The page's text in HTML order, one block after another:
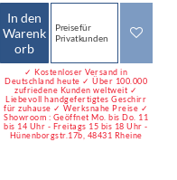
In den
Warenk
orb
Preise für
Privatkunden
✓ Kostenloser Versand in
Deutschland heute ✓ Über 100.000
zufriedene Kunden weltweit ✓
Liebevoll handgefertigtes Geschirr
für zuhause ✓ Werksnahe Preise ✓
Showroom : Geöffnet Mo. bis Do. 11
bis 14 Uhr - Freitags 15 bis 18 Uhr -
Hünenborgstr.17b, 48431 Rheine